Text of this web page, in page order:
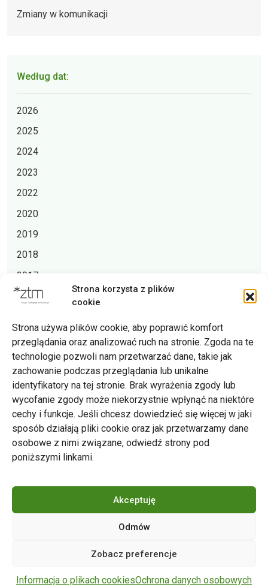
Strona korzysta z plików
cookie
Strona używa plików cookie, aby poprawić komfort
przeglądania oraz analizować ruch na stronie. Zgoda na te
technologie pozwoli nam przetwarzać dane, takie jak
zachowanie podczas przeglądania lub unikalne
identyfikatory na tej stronie. Brak wyrażenia zgody lub
wycofanie zgody może niekorzystnie wpłynąć na niektóre
cechy i funkcje. Jeśli chcesz dowiedzieć się więcej w jaki
sposób działają pliki cookie oraz jak przetwarzamy dane
osobowe z nimi związane, odwiedź strony pod
poniższymi linkami.
Akceptuję
Odmów
Zobacz preferencje
Informacja o plikach cookiesOchrona danych osobowych
Zmiany w komunikacji
Według dat:
2026
2025
2024
2023
2022
2020
2019
2018
2017
2016
Zarząd Transportu Miejskiego w Poznaniu
Napisz do nas
tel. 61 646 33 44
ul. Matejki 59, 60-770 Poznań
zastrzeżone.